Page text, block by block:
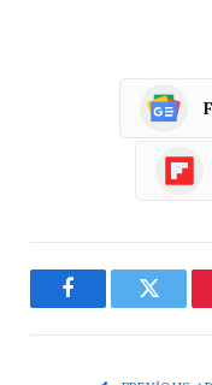
FacebookTwitter